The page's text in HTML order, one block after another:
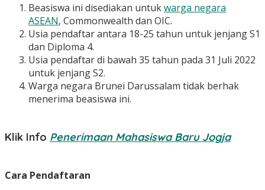
Beasiswa ini disediakan untukwarga negara
ASEAN, Commonwealth dan OIC.
Usia pendaftar antara 18-25 tahun untuk jenjang S1
dan Diploma 4.
Usia pendaftar di bawah 35 tahun pada 31 Juli 2022
untuk jenjang S2.
Warga negara Brunei Darussalam tidak berhak
menerima beasiswa ini.
Klik Info Penerimaan Mahasiswa Baru Jogja
Cara Pendaftaran